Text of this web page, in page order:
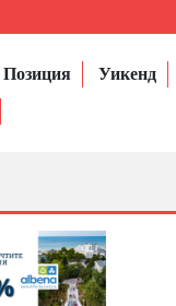
Позиция Уикенд